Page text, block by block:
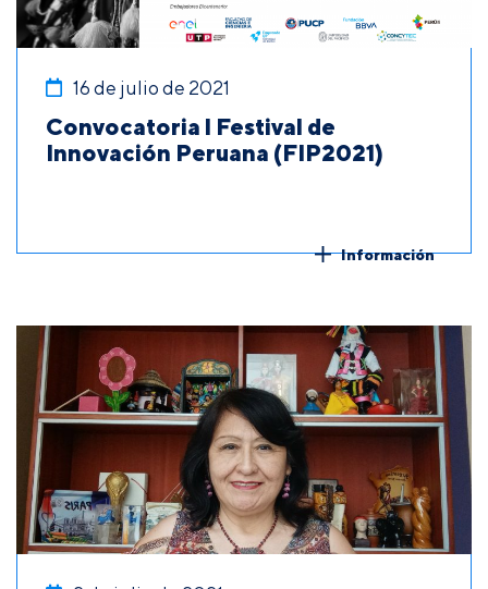
16 de julio de 2021
Convocatoria l Festival de
Innovación Peruana (FIP2021)
Información